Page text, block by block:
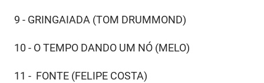
9 - GRINGAIADA (TOM DRUMMOND)
10 - O TEMPO DANDO UM NÓ (MELO)
11 - FONTE (FELIPE COSTA)